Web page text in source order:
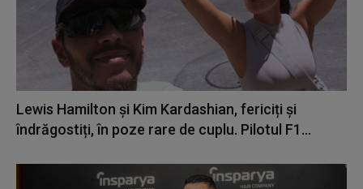
Lewis Hamilton și Kim Kardashian, fericiți și
îndrăgostiți, în poze rare de cuplu. Pilotul F1...